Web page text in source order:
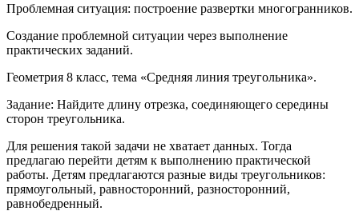
Проблемная ситуация: построение развертки многогранников.
Создание проблемной ситуации через выполнение
практических заданий.
Геометрия 8 класс, тема «Средняя линия треугольника».
Задание: Найдите длину отрезка, соединяющего середины
сторон треугольника.
Для решения такой задачи не хватает данных. Тогда
предлагаю перейти детям к выполнению практической
работы. Детям предлагаются разные виды треугольников:
прямоугольный, равносторонний, разносторонний,
равнобедренный.